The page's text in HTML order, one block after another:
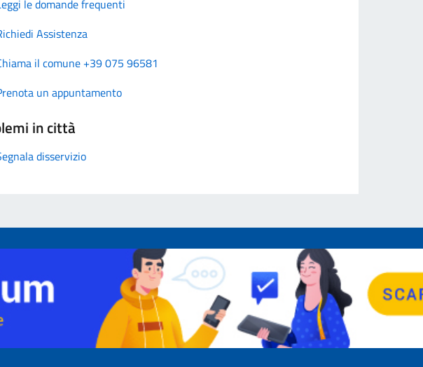
le domande frequenti
Assistenza
il comune +39 075 96581
un appuntamento
in città
disservizio